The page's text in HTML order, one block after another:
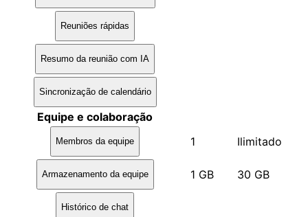
Reuniões rápidas
Resumo da reunião com IA
Sincronização de calendário
Equipe e colaboração
Membros da equipe 1 Ilimitado
Armazenamento da equipe 1 GB 30 GB
Histórico de chat